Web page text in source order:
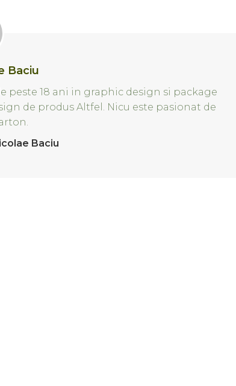
Baciu
peste 18 ani in graphic design si package
de produs Altfel. Nicu este pasionat de
Baciu